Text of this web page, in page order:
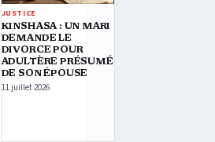
JUSTICE
KINSHASA : UN MARI
DEMANDE LE
DIVORCE POUR
ADULTÈRE PRÉSUMÉ
DE SON ÉPOUSE
11 juillet 2026